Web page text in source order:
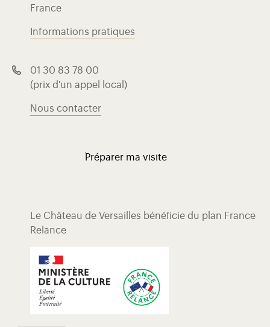
France
Informations pratiques
01 30 83 78 00
(prix d'un appel local)
Nous contacter
Préparer ma visite
Le Château de Versailles bénéficie du plan France
Relance